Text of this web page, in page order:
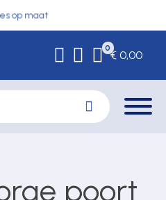
op maat
0
€ 0,00
poort